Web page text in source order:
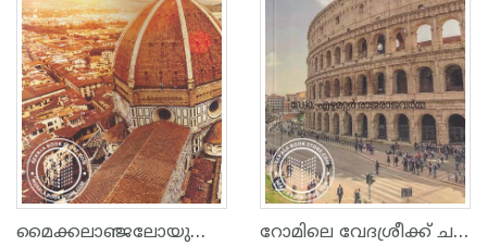
മൈക്കലാഞ്ജലോയുടെ നാട്ടിലൂടെ റോമിലെ വേദശ്രീക്ക് ചരിത്രനഗരങ്ങളിലൂടെ ഒരു സഞ്ചാരം